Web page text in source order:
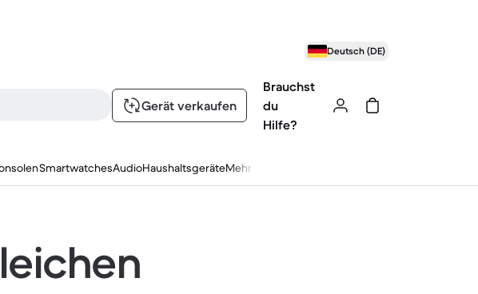
Deutsch (DE)
Gerät verkaufen
Brauchst
du
Hilfe?
SmartwatchesAudioHaushaltsgeräteMehr